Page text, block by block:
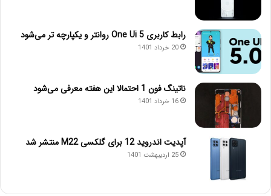
رابط کاربری One Ui 5 روانتر و یکپارچه تر می‌شود
20 خرداد 1401
ناتینگ فون 1 احتمالا این هفته معرفی می‌شود
16 خرداد 1401
آپدیت اندروید 12 برای گلکسی M22 منتشر شد
25 اردیبهشت 1401